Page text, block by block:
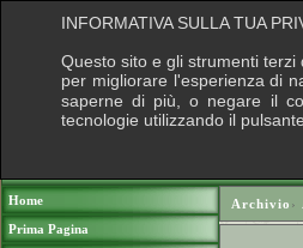
Home
Prima Pagina
Archivio ›
INFORMATIVA SULLA TUA
Questo sito e gli strumenti
per migliorare l'esperienza di
saperne di più, o negare il
tecnologie utilizzando il